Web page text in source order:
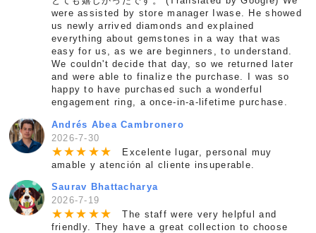
were assisted by store manager Iwase. He showed
us newly arrived diamonds and explained
everything about gemstones in a way that was
easy for us, as we are beginners, to understand.
We couldn't decide that day, so we returned later
and were able to finalize the purchase. I was so
happy to have purchased such a wonderful
engagement ring, a once-in-a-lifetime purchase.
Andrés Abea Cambronero
2026-7-30
★★★ ★★
Excelente lugar, personal muy
amable y atención al cliente insuperable.
Saurav Bhattacharya
2026-7-19
★★★ ★★
The staff were very helpful and
friendly. They have a great collection to choose